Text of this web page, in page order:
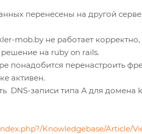
перенесены на другой
mob.by не работает корректно,
на ruby on rails.
понадобится перенастроить
активен.
DNS-записи типа А для домена
Knowledgebase/Article/